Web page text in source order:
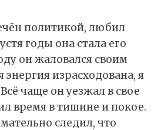
политикой, любил
годы она стала его
он жаловался своим
израсходована, я
чаще он уезжал в свое
время в тишине и покое.
следил, что